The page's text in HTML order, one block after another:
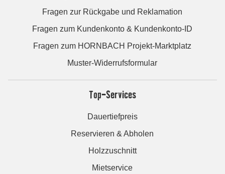
Fragen zur Rückgabe und Reklamation
Fragen zum Kundenkonto & Kundenkonto-ID
Fragen zum HORNBACH Projekt-Marktplatz
Muster-Widerrufsformular
Top-Services
Dauertiefpreis
Reservieren & Abholen
Holzzuschnitt
Mietservice